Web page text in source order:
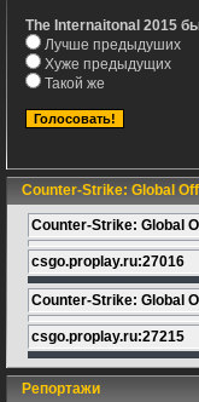
The Internaitonal 2015
Лучше предыдуших
Хуже предыдущих
Такой же
Counter-Strike: Global
Counter-Strike: Global
csgo.proplay.ru:27016
Counter-Strike: Global
csgo.proplay.ru:27215
Репортажи